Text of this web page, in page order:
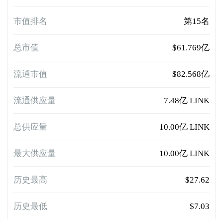
市值排名 第15名
总市值 $61.769亿
流通市值 $82.568亿
流通供应量 7.48亿 LINK
总供应量 10.00亿 LINK
最大供应量 10.00亿 LINK
历史最高 $27.62
历史最低 $7.03